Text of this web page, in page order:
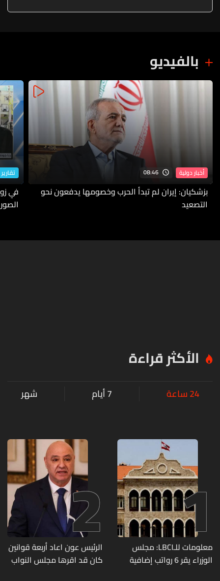
بالفيديو
أخبار دولية 08:46
بزشكيان: إيران لم تبدأ الحرب وخصومها يدفعون نحو
التصعيد
في
الأكثر قراءة
24 ساعة 7 أيام شهر
1
معلومات للـLBCI: مجلس
الوزراء يقر 6 رواتب إضافية
2
الرئيس عون اعاد أربعة قوانين
كان قد اقرها مجلس النواب